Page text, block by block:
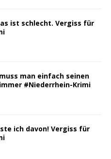
ist schlecht. Vergiss für
man einfach seinen
#Niederrhein-Krimi
ich davon! Vergiss für